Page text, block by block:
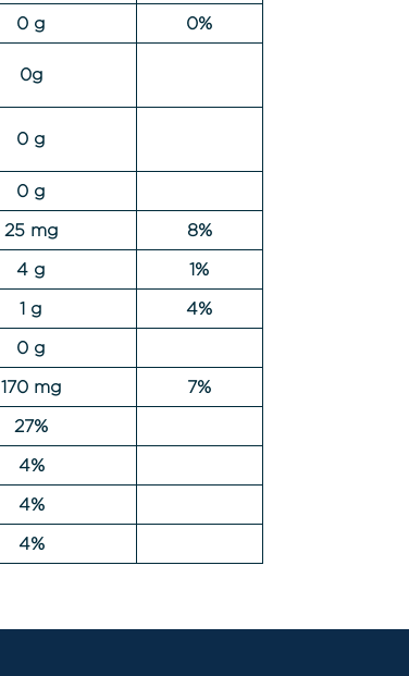
0 g 0%
0g
0 g
0 g
25 mg 8%
4 g 1%
1 g 4%
0 g
170 mg 7%
27%
4%
4%
4%